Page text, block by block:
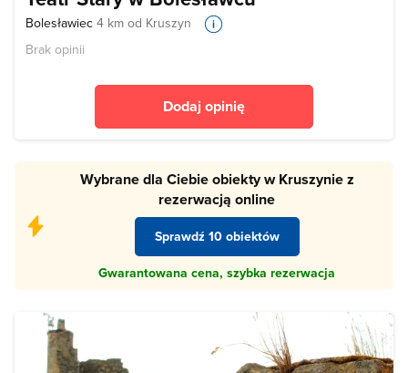
Bolesławiec 4 km od Kruszyn
Brak opinii
Dodaj opinię
Wybrane dla Ciebie obiekty w Kruszynie z
rezerwacją online
Sprawdź 10 obiektów
Gwarantowana cena, szybka rezerwacja